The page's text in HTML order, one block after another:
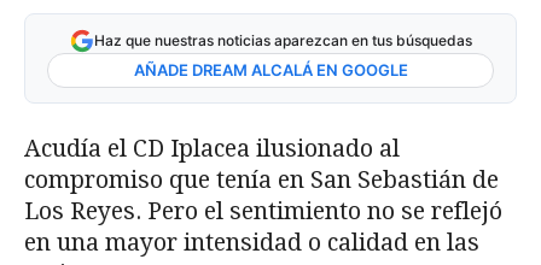
Haz que nuestras noticias aparezcan en tus búsquedas
AÑADE DREAM ALCALÁ EN GOOGLE
Acudía el CD Iplacea ilusionado al
compromiso que tenía en San Sebastián de
Los Reyes. Pero el sentimiento no se reflejó
en una mayor intensidad o calidad en las